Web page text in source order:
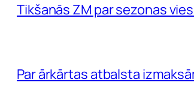
Tikšanās ZM par sezonas
Par ārkārtas atbalsta